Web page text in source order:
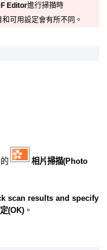
Editor進行掃描時
可用設定會有所不同。
相片掃描(Photo
scan results and specify
(OK) 。